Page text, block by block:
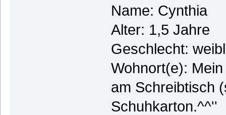
Name: Cynthia
Alter: 1,5 Jahre
Geschlecht:
Wohnort(e):
am Schreibtisch
Schuhkarton.^^''